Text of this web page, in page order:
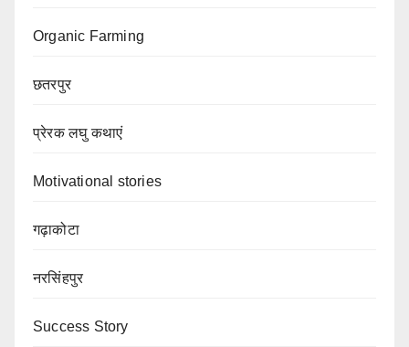
Organic Farming
छतरपुर
प्रेरक लघु कथाएं
Motivational stories
गढ़ाकोटा
नरसिंहपुर
Success Story